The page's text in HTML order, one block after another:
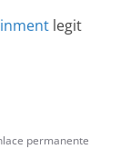
legit
permanente